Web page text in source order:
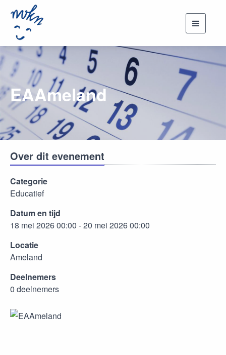
Toggle
EAAmeland
Over dit evenement
Categorie
Educatief
Datum en tijd
18 mei 2026 00:00 - 20 mei 2026 00:00
Locatie
Ameland
Deelnemers
0 deelnemers